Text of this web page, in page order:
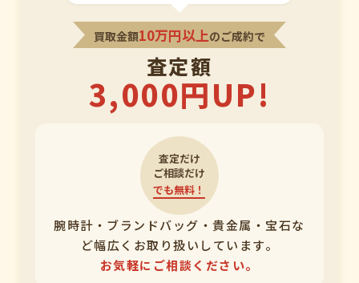
買取金額10万円以上のご成約で
査定額
3,000円UP!
査定だけ
ご相談だけ
でも無料！
腕時計・ブランドバッグ・貴金属・宝石な
ど幅広くお取り扱いしています。
お気軽にご相談ください。